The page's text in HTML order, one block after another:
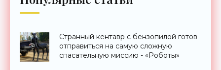
Странный кентавр с бензопилой готов
отправиться на самую сложную
спасательную миссию - «Роботы»